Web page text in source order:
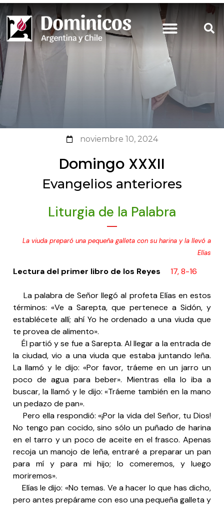
noviembre 10, 2024
Domingo XXXII
Evangelios anteriores
Liturgia de la Palabra
La viuda preparó una pequeña galleta con su harina y la llevó a
Elías
Lectura del primer libro de los Reyes 17, 8-16
La palabra de Señor llegó al profeta Elías en estos
términos: «Ve a Sarepta, que pertenece a Sidón, y
establécete allí; ahí Yo he ordenado a una viuda que
te provea de alimento».
Él partió y se fue a Sarepta. Al llegar a la entrada de
la ciudad, vio a una viuda que estaba juntando leña.
La llamó y le dijo: «Por favor, tráeme en un jarro un
poco de agua para beber». Mientras ella lo iba a
buscar, la llamó y le dijo: «Tráeme también en la mano
un pedazo de pan».
Pero ella respondió: «¡Por la vida del Señor, tu Dios!
No tengo pan cocido, sino sólo un puñado de harina
en el tarro y un poco de aceite en el frasco. Apenas
recoja un manojo de leña, entraré a preparar un pan
para mí y para mi hijo; lo comeremos, y luego
moriremos».
Elías le dijo: «No temas. Ve a hacer lo que has dicho,
pero antes prepárame con eso una pequeña galleta y